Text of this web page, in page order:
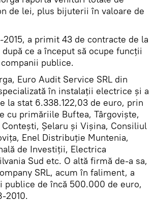
de lei, plus bijuterii în valoare de
2015, a primit 43 de contracte de la
ce a început să ocupe funcţii
publice.
Euro Audit Service SRL din
în instalaţii electrice şi a
la stat 6.338.122,03 de euro, prin
cu primăriile Buftea, Târgovişte,
Şelaru şi Vişina, Consiliul
Enel Distribuţie Muntenia,
de Investiţii, Electrica
Sud etc. O altă firmă de-a sa,
SRL, acum în faliment, a
publice de încă 500.000 de euro,
2010.